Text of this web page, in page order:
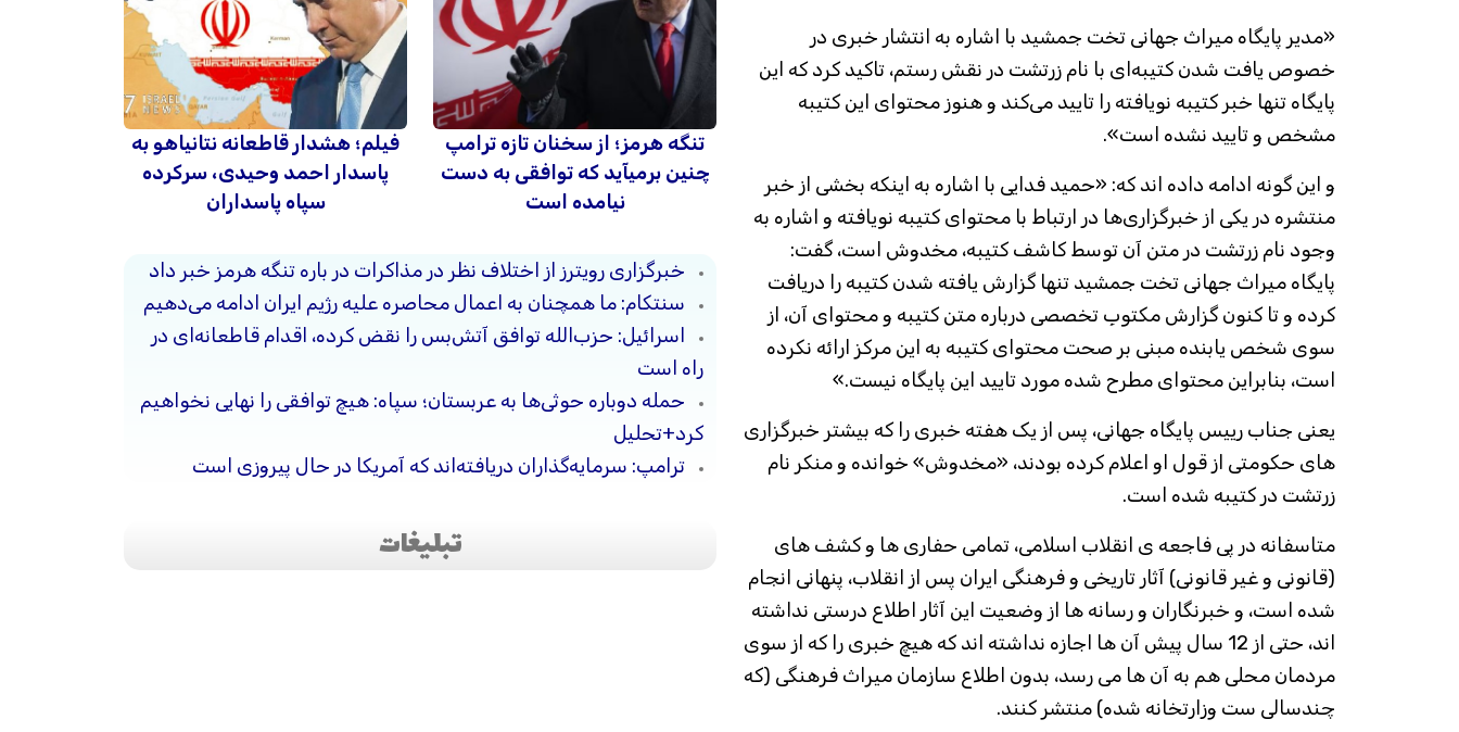
«مدیر پایگاه میراث جهانی تخت جمشید با اشاره به انتشار خبری در
خصوص یافت شدن کتیبه‌ای با نام زرتشت در نقش رستم، تاکید کرد که این
پایگاه تنها خبر کتیبه نویافته را تایید می‌کند و هنوز محتوای این کتیبه
مشخص و تایید نشده است».
و این گونه ادامه داده اند که: «حمید فدایی با اشاره به اینکه بخشی از خبر
منتشره در یکی از خبرگزاری‌ها در ارتباط با محتوای کتیبه نویافته و اشاره به
وجود نام زرتشت در متن آن توسط کاشف کتیبه، مخدوش است، گفت:
پایگاه میراث جهانی تخت جمشید تنها گزارش یافته شدن کتیبه را دریافت
کرده و تا کنون گزارش مکتوبِ تخصصی درباره متن کتیبه و محتوای آن، از
سوی شخص یابنده مبنی بر صحت محتوای کتیبه به این مرکز ارائه نکرده
است، بنابراین محتوای مطرح شده مورد تایید این پایگاه نیست.»
یعنی جناب رییس پایگاه جهانی، پس از یک هفته خبری را که بیشتر خبرگزاری
های حکومتی از قول او اعلام کرده بودند، «مخدوش» خوانده و منکر نام
زرتشت در کتیبه شده است.
متاسفانه در پی فاجعه ی انقلاب اسلامی، تمامی حفاری ها و کشف های
(قانونی و غیر قانونی) آثار تاریخی و فرهنگی ایران پس از انقلاب، پنهانی انجام
شده است، و خبرنگاران و رسانه ها از وضعیت این آثار اطلاع درستی نداشته
اند، حتی از 12 سال پیش آن ها اجازه نداشته اند که هیچ خبری را که از سوی
مردمان محلی هم به آن ها می رسد، بدون اطلاع سازمان میراث فرهنگی (که
چندسالی ست وزارتخانه شده) منتشر کنند.
تنگه هرمز؛ از سخنان تازه ترامپ
چنین برمیآید که توافقی به دست
نیامده است
فیلم؛ هشدار قاطعانه نتانیاهو به
پاسدار احمد وحیدی، سرکرده
سپاه پاسداران
خبرگزاری رویترز از اختلاف نظر در مذاکرات در باره تنگه هرمز خبر داد
سنتکام: ما همچنان به اعمال محاصره علیه رژیم ایران ادامه می‌دهیم
اسرائیل: حزب‌الله توافق آتش‌بس را نقض کرده، اقدام قاطعانه‌ای در
راه است
حمله دوباره حوثی‌ها به عربستان؛ سپاه: هیچ توافقی را نهایی نخواهیم
کرد+تحلیل
ترامپ: سرمایه‌گذاران دریافته‌اند که آمریکا در حال پیروزی است
تبلیغات